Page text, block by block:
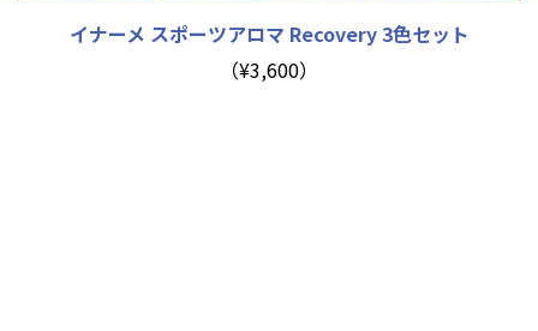
イナーメ スポーツアロマ Recovery 3色セット
（¥3,600）